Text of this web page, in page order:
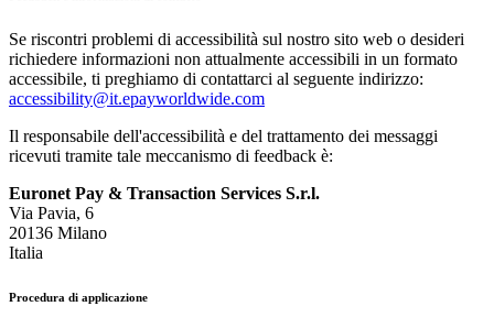
Se riscontri problemi di accessibilità sul nostro sito web o desideri
richiedere informazioni non attualmente accessibili in un formato
accessibile, ti preghiamo di contattarci al seguente indirizzo:
accessibility@it.epayworldwide.com
Il responsabile dell'accessibilità e del trattamento dei messaggi
ricevuti tramite tale meccanismo di feedback è:
Euronet Pay & Transaction Services S.r.l.
Via Pavia, 6
20136 Milano
Italia
Procedura di applicazione